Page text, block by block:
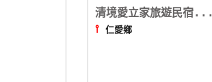
清境愛立家旅遊民宿...
⫯仁愛鄉